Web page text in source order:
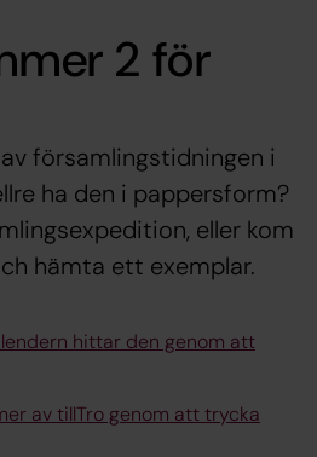
2 för
församlingstidningen i
ha den i pappersform?
eller kom
hämta ett exemplar.
hittar den genom att
av tillTro genom att trycka